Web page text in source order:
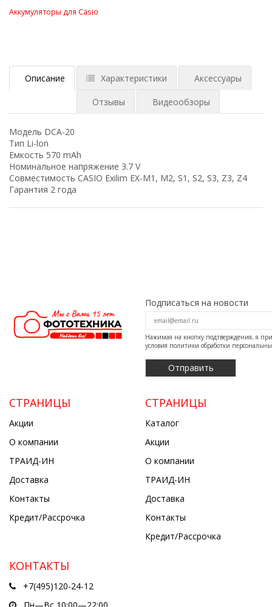
Аккумуляторы для Casio
Описание Характеристики Аксессуары
Отзывы Видеообзоры
Модель DCA-20
Тип Li-lon
Емкость 570 mAh
Номинальное напряжение 3.7 V
Совместимость CASIO Exilim EX-M1, M2, S1, S2, S3, Z3, Z4
Гарантия 2 года
Подписаться на новости
Нажимая на кнопку подтверждения, я
условия политики обработки
СТРАНИЦЫ
Акции
О компании
ТРАИД-ИН
Доставка
Контакты
Кредит/Рассрочка
СТРАНИЦЫ
Каталог
Акции
О компании
ТРАИД-ИН
Доставка
Контакты
Кредит/Рассрочка
КОНТАКТЫ
+7(495)120-24-12